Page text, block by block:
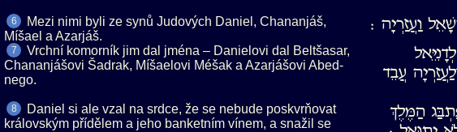
6
Mezi nimi byli ze synů Judových Daniel, Chananjáš,
Míšael a Azarjáš.
וַעֲזַרְיָה ׃
7
Vrchní komorník jim dal jména – Danielovi dal Beltšasar,
Chananjášovi Šadrak, Míšaelovi Méšak a Azarjášovi Abed-
nego.
עֲבֵד
8
Daniel si ale vzal na srdce, že se nebude poskvrňovat
královským přídělem a jeho banketním vínem, a snažil se
הַמֶּלֶךְ